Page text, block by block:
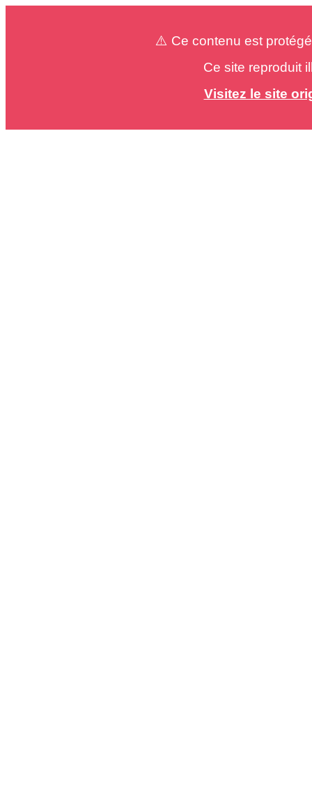
⚠️ Ce contenu est
Ce site reproduit
Visitez le site